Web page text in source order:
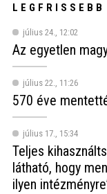
LEGFRISSEBB
július 24., 12:02
Az egyetlen
július 22., 11:26
570 éve
július 17., 15:34
Teljes
látható, hogy
ilyen